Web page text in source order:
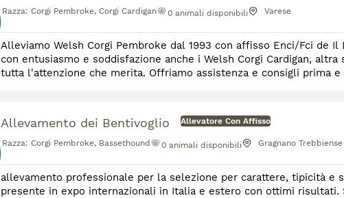
Razza: Corgi Pembroke, Corgi Cardigan 0 animali disponibili Varese
Alleviamo Welsh Corgi Pembroke dal 1993 con affisso Enci/Fci de
con entusiasmo e soddisfazione anche i Welsh Corgi Cardigan,
tutta l'attenzione che merita. Offriamo assistenza e consigli prima
Allevamento dei Bentivoglio Allevatore Con Affisso
Razza: Corgi Pembroke, Bassethound 0 animali disponibili Gragnano Trebbiense
allevamento professionale per la selezione per carattere, tipicità e
presente in expo internazionali in Italia e estero con ottimi risultati.